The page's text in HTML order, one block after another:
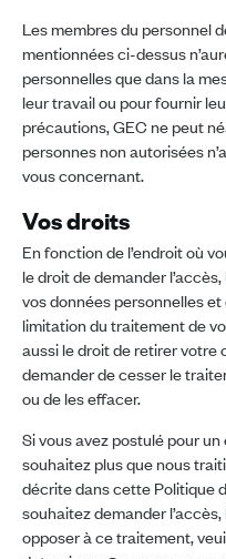
Les membres du personnel
mentionnées ci-dessus
personnelles que dans la
leur travail ou pour fournir
précautions, GEC ne peut
personnes non autorisées
vous concernant.
Vos droits
En fonction de l’endroit où
le droit de demander
vos données personnelles
limitation du traitement de
aussi le droit de retirer
demander de cesser le
ou de les effacer.
Si vous avez postulé pour
souhaitez plus que nous
décrite dans cette Politique
souhaitez demander
opposer à ce traitement,